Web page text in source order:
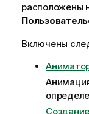
расположены
Включены